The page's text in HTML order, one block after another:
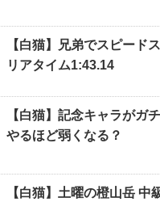
【白猫】兄弟でスピード
リアタイム1:43.14
【白猫】記念キャラが
やるほど弱くなる？
【白猫】土曜の橙山岳